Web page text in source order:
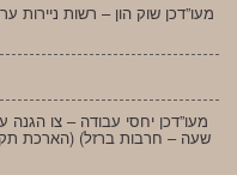
מעו”דכן שוק הון – רשות